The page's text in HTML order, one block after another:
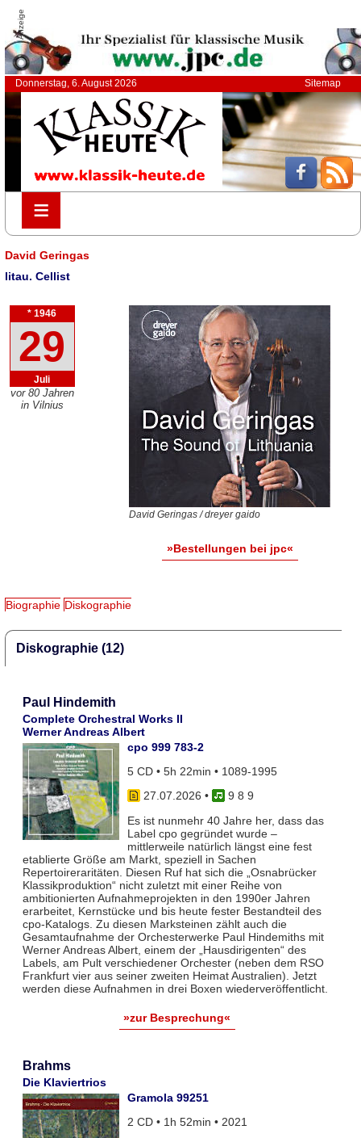
Anzeige
Donnerstag, 6. August 2026 Sitemap
≡
≡
David Geringas
litau. Cellist
* 1946
29
Juli
vor 80 Jahren
in Vilnius
David Geringas / dreyer gaido
»Bestellungen bei jpc«
Biographie Diskographie
Diskographie (12)
Paul Hindemith
Complete Orchestral Works II
Werner Andreas Albert
cpo 999 783-2
5 CD • 5h 22min • 1089-1995
27.07.2026 •
9 8 9
Es ist nunmehr 40 Jahre her, dass das
Label cpo gegründet wurde –
mittlerweile natürlich längst eine fest
etablierte Größe am Markt, speziell in Sachen
Repertoireraritäten. Diesen Ruf hat sich die „Osnabrücker
Klassikproduktion“ nicht zuletzt mit einer Reihe von
ambitionierten Aufnahmeprojekten in den 1990er Jahren
erarbeitet, Kernstücke und bis heute fester Bestandteil des
cpo-Katalogs. Zu diesen Marksteinen zählt auch die
Gesamtaufnahme der Orchesterwerke Paul Hindemiths mit
Werner Andreas Albert, einem der „Hausdirigenten“ des
Labels, am Pult verschiedener Orchester (neben dem RSO
Frankfurt vier aus seiner zweiten Heimat Australien). Jetzt
werden diese Aufnahmen in drei Boxen wiederveröffentlicht.
»zur Besprechung«
Brahms
Die Klaviertrios
Gramola 99251
2 CD • 1h 52min • 2021